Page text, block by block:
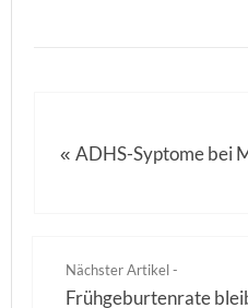
«ADHS-Syptome bei
Nächster Artikel -
Frühgeburtenrate